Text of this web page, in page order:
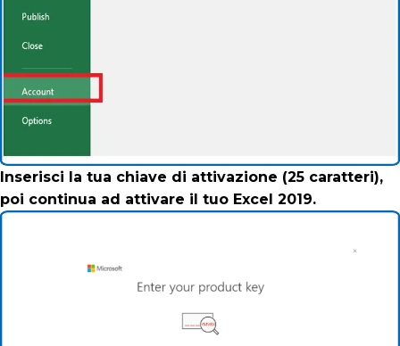
Inserisci la tua chiave di attivazione (25 caratteri),
poi continua ad attivare il tuo Excel 2019.